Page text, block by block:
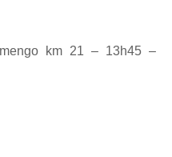
km 21 – 13h45 –